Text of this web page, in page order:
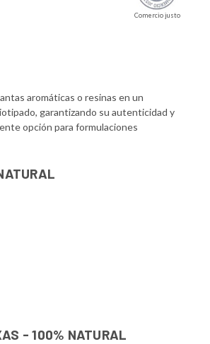
Comercio justo
aromáticas o resinas en un
garantizando su autenticidad y
opción para formulaciones
- 100% NATURAL